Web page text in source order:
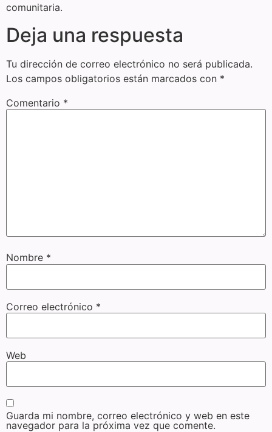
comunitaria.
Deja una respuesta
Tu dirección de correo electrónico no será publicada.
Los campos obligatorios están marcados con *
Comentario *
Nombre *
Correo electrónico *
Web
Guarda mi nombre, correo electrónico y web en este
navegador para la próxima vez que comente.